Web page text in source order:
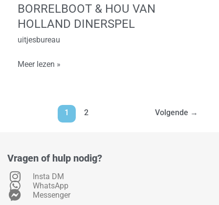
BORRELBOOT & HOU VAN
HOLLAND DINERSPEL
uitjesbureau
Meer lezen »
1 2 Volgende →
Vragen of hulp nodig?
Insta DM
WhatsApp
Messenger